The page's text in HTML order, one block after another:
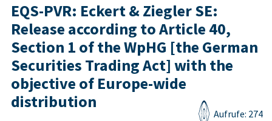
EQS-PVR: Eckert & Ziegler SE:
Release according to Article 40,
Section 1 of the WpHG [the German
Securities Trading Act] with the
objective of Europe-wide
distribution
Aufrufe: 274